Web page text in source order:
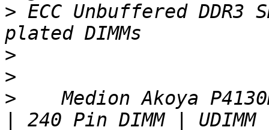
> ECC Unbuffered
>
>
>
Medion Akoya